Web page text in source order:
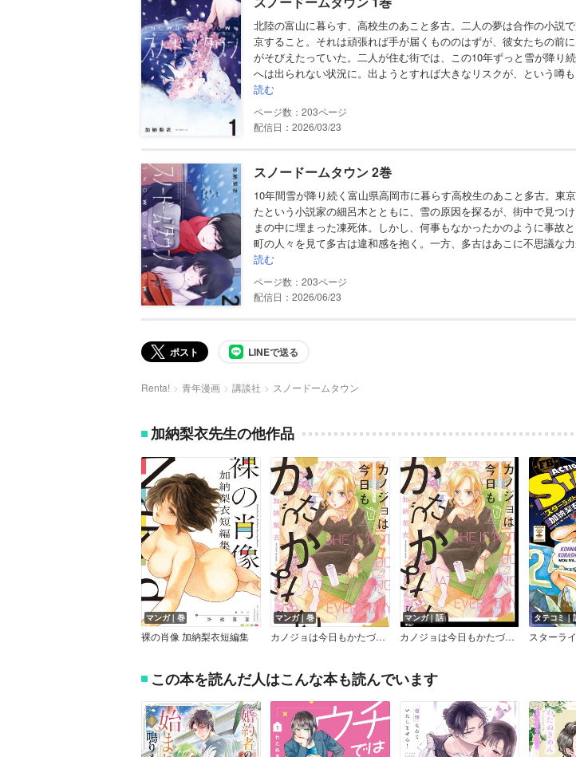
北陸の富山に暮らす、高校生のあこと多古。二人の夢は合作の小説
京すること。それは頑張れば手が届くもののはずが、彼女たちの前
がそびえたっていた。二人が住む街では、この10年ずっと雪が降り
へは出られない状況に。出ようとすれば大きなリスクが、という噂
読む
203
配信日：2026/03/23
スノードームタウン 2巻
10年間雪が降り続く富山県高岡市に暮らす高校生のあこと多古。東
たという小説家の細呂木とともに、雪の原因を探るが、街中で見つ
まの中に埋まった凍死体。しかし、何事もなかったかのように事故
町の人々を見て多古は違和感を抱く。一方、多古はあこに不思議な
読む
203
配信日：2026/06/23
ポスト LINEで送る
Renta! 青年漫画 講談社 スノードームタウン
加納梨衣先生の他作品
マンガ｜巻
裸の肖像 加納梨衣短編集
マンガ｜巻
カノジョは今日もかたづかない【電子限定特典付】
マンガ｜話
カノジョは今日もかたづかない【単話】
タテコミ｜
スターラ
この本を読んだ人はこんな本も読んでいます